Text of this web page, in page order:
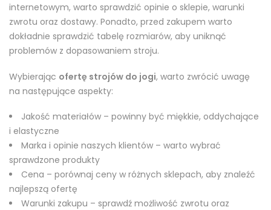
internetowym, warto sprawdzić opinie o sklepie, warunki
zwrotu oraz dostawy. Ponadto, przed zakupem warto
dokładnie sprawdzić tabelę rozmiarów, aby uniknąć
problemów z dopasowaniem stroju.
Wybierając ofertę strojów do jogi, warto zwrócić uwagę
na następujące aspekty:
Jakość materiałów – powinny być miękkie, oddychające
i elastyczne
Marka i opinie naszych klientów – warto wybrać
sprawdzone produkty
Cena – porównaj ceny w różnych sklepach, aby znaleźć
najlepszą ofertę
Warunki zakupu – sprawdź możliwość zwrotu oraz